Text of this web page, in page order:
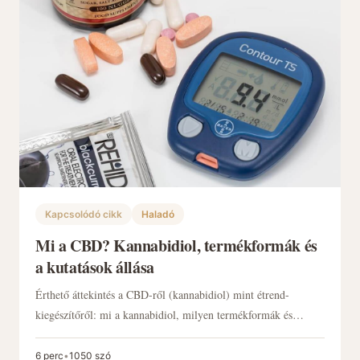
Kapcsolódó cikk Haladó
Mi a CBD? Kannabidiol, termékformák és
a kutatások állása
Érthető áttekintés a CBD-ről (kannabidiol) mint étrend-
kiegészítőről: mi a kannabidiol, milyen termékformák és
spektrumtípusok léteznek, mit jelent a hordozóolaj, a
koncentráció és a kiszerelés, és mit érdemes nézni a független
6 perc•1050 szó